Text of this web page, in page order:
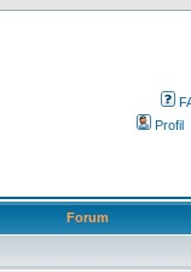
Profil
Forum